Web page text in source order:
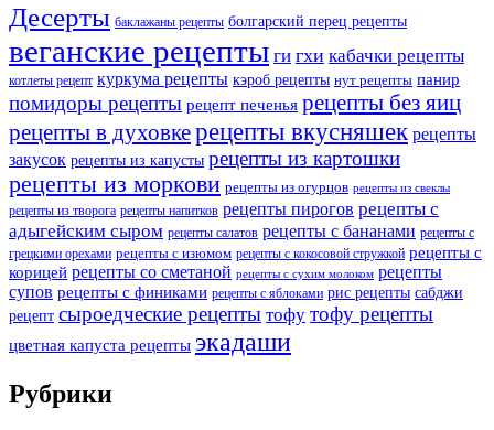
Десерты баклажаны рецепты болгарский перец рецепты
веганские рецепты ги гхи кабачки рецепты
котлеты рецепт куркума рецепты кэроб рецепты нут рецепты панир
помидоры рецепты рецепт печенья рецепты без яиц
рецепты в духовкерецепты вкусняшек рецепты
закусок рецепты из капусты рецепты из картошки
рецепты из моркови рецепты из огурцов рецепты из свеклы
рецепты из творога рецепты напитков рецепты пирогов рецепты с
адыгейским сыром рецепты салатов рецепты с бананами рецепты с
грецкими орехами рецепты с изюмом рецепты с кокосовой стружкой рецепты с
корицей рецепты со сметаной рецепты с сухим молоком рецепты
супов рецепты с финиками рецепты с яблоками рис рецепты сабджи
рецепт сыроедческие рецепты тофу тофу рецепты
цветная капуста рецепты экадаши
Рубрики